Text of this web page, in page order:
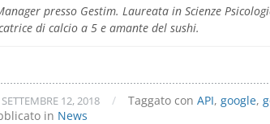
presso Gestim. Laureata in Scienze
di calcio a 5 e amante del sushi.
SETTEMBRE 12, 2018 / Taggato con API, google,
in News